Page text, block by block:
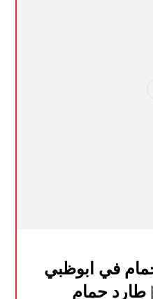
في ابوظبي